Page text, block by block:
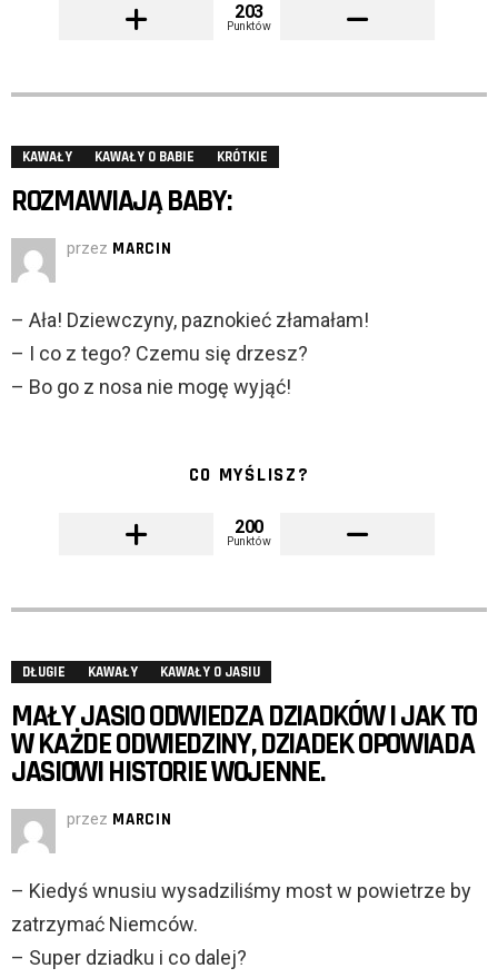
203
Punktów
KAWAŁY KAWAŁY O BABIE KRÓTKIE
ROZMAWIAJĄ BABY:
przez MARCIN
– Ała! Dziewczyny, paznokieć złamałam!
– I co z tego? Czemu się drzesz?
– Bo go z nosa nie mogę wyjąć!
CO MYŚLISZ?
200
Punktów
DŁUGIE KAWAŁY KAWAŁY O JASIU
MAŁY JASIO ODWIEDZA DZIADKÓW I JAK TO
W KAŻDE ODWIEDZINY, DZIADEK OPOWIADA
JASIOWI HISTORIE WOJENNE.
przez MARCIN
– Kiedyś wnusiu wysadziliśmy most w powietrze by
zatrzymać Niemców.
– Super dziadku i co dalej?